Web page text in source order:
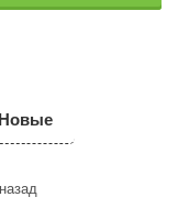
Новые